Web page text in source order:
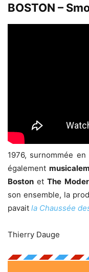
BOSTON –
1976, surnommée en
également
Boston etThe
son ensemble, la
pavait la Chaussée
Thierry Dauge